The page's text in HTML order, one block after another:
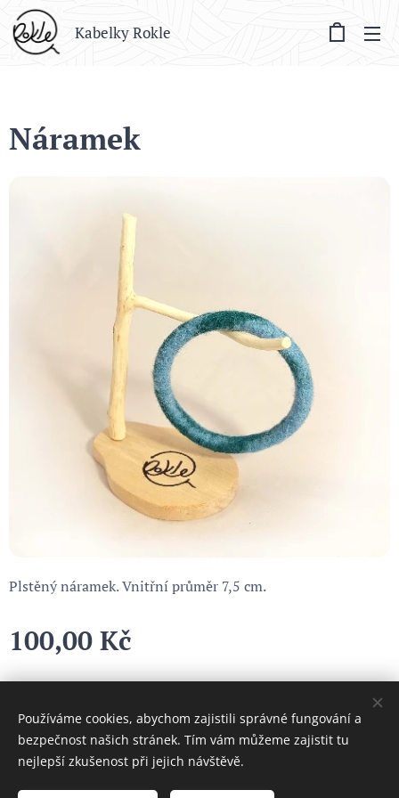
Kabelky Rokle
Náramek
Plstěný náramek. Vnitřní průměr 7,5 cm.
100,00 Kč
Cookies
Používáme cookies, abychom zajistili správné fungování a
bezpečnost našich stránek. Tím vám můžeme zajistit tu
nejlepší zkušenost při jejich návštěvě.